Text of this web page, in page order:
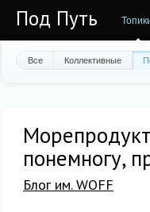
Под Путь
Все Коллективные
понемногу,
Блог им. WOFF